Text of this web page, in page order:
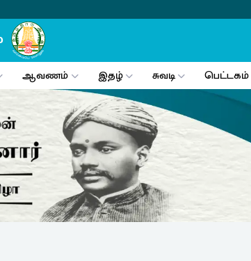
ஆவணம் இதழ் சுவடி பெட்டகம்